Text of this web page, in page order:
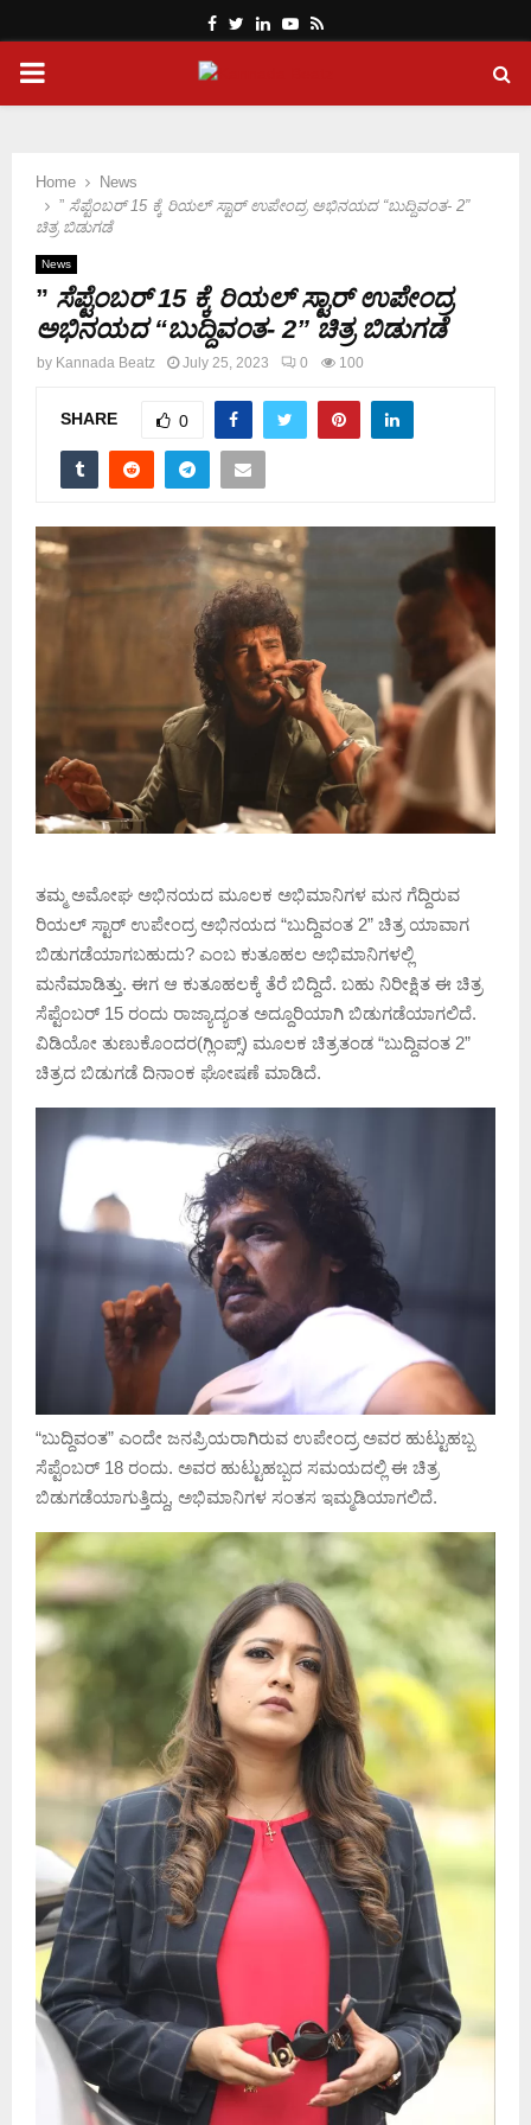
Facebook
Twitter
LinkedinYoutube
Rss
PRIMARY
Home
News
” ಸೆಪ್ಟೆಂಬರ್ 15 ಕ್ಕೆ ರಿಯಲ್ ಸ್ಟಾರ್ ಉಪೇಂದ್ರ ಅಭಿನಯದ “ಬುದ್ದಿವಂತ- 2”
ಚಿತ್ರ ಬಿಡುಗಡೆ
News
” ಸೆಪ್ಟೆಂಬರ್ 15 ಕ್ಕೆ ರಿಯಲ್ ಸ್ಟಾರ್ ಉಪೇಂದ್ರ
ಅಭಿನಯದ “ಬುದ್ದಿವಂತ- 2” ಚಿತ್ರ ಬಿಡುಗಡೆ
by Kannada Beatz July 25, 2023 0 100
SHARE 0
ತಮ್ಮ ಅಮೋಘ ಅಭಿನಯದ ಮೂಲಕ‌ ಅಭಿಮಾನಿಗಳ ಮನ ಗೆದ್ದಿರುವ
ರಿಯಲ್ ಸ್ಟಾರ್ ಉಪೇಂದ್ರ ಅಭಿನಯದ “ಬುದ್ದಿವಂತ 2” ಚಿತ್ರ ಯಾವಾಗ
ಬಿಡುಗಡೆಯಾಗಬಹುದು? ಎಂಬ ಕುತೂಹಲ ಅಭಿಮಾನಿಗಳಲ್ಲಿ
ಮನೆಮಾಡಿತ್ತು.‌ ಈಗ ಆ ಕುತೂಹಲಕ್ಕೆ ತೆರೆ ಬಿದ್ದಿದೆ. ಬಹು ನಿರೀಕ್ಷಿತ ಈ ಚಿತ್ರ
ಸೆಪ್ಟೆಂಬರ್ 15 ರಂದು ರಾಜ್ಯಾದ್ಯಂತ ಅದ್ದೂರಿಯಾಗಿ ಬಿಡುಗಡೆಯಾಗಲಿದೆ.‌
ವಿಡಿಯೋ ತುಣುಕೊಂದರ(ಗ್ಲಿಂಪ್ಸ್) ಮೂಲಕ ಚಿತ್ರತಂಡ “ಬುದ್ದಿವಂತ 2”
ಚಿತ್ರದ ಬಿಡುಗಡೆ ದಿನಾಂಕ ಘೋಷಣೆ ಮಾಡಿದೆ.
“ಬುದ್ದಿವಂತ” ಎಂದೇ ಜನಪ್ರಿಯರಾಗಿರುವ ಉಪೇಂದ್ರ ಅವರ ಹುಟ್ಟುಹಬ್ಬ
ಸೆಪ್ಟೆಂಬರ್ 18 ರಂದು. ಅವರ ಹುಟ್ಟುಹಬ್ಬದ ಸಮಯದಲ್ಲಿ ಈ ಚಿತ್ರ
ಬಿಡುಗಡೆಯಾಗುತ್ತಿದ್ದು, ಅಭಿಮಾನಿಗಳ ಸಂತಸ ಇಮ್ಮಡಿಯಾಗಲಿದೆ.